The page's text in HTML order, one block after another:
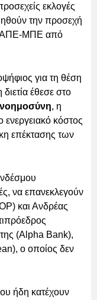
εκλογές
την προσεχή
ΑΠΕ-ΜΠΕ από
για τη θέση
έθεσε στο
, η
ενεργειακό κόστος
επέκτασης των
να επανεκλεγούν
και Ανδρέας
(Alpha Bank),
ο οποίος δεν
ήδη κατέχουν